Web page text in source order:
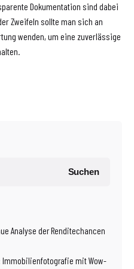
Dokumentation sind dabei
Zweifeln sollte man sich an
wenden, um eine zuverlässige
Suchen
Analyse der Renditechancen
mit Wow-